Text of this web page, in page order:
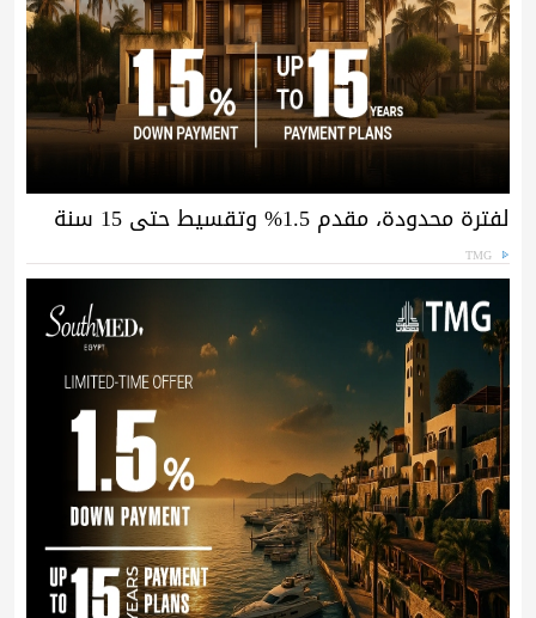
لفترة محدودة، مقدم 1.5% وتقسيط حتى 15 سنة
TMG